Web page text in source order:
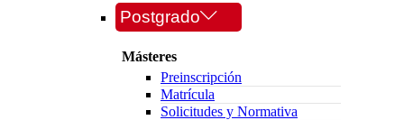
Postgrado
Másteres
Preinscripción
Matrícula
Solicitudes y Normativa